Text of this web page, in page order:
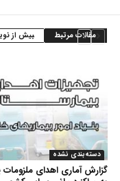
مقالات مرتبط بیش از
دسته‌بندی نشده
گزارش آماری اهدای